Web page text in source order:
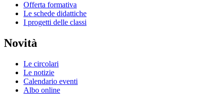
Offerta formativa
Le schede didattiche
I progetti delle classi
Novità
Le circolari
Le notizie
Calendario eventi
Albo online